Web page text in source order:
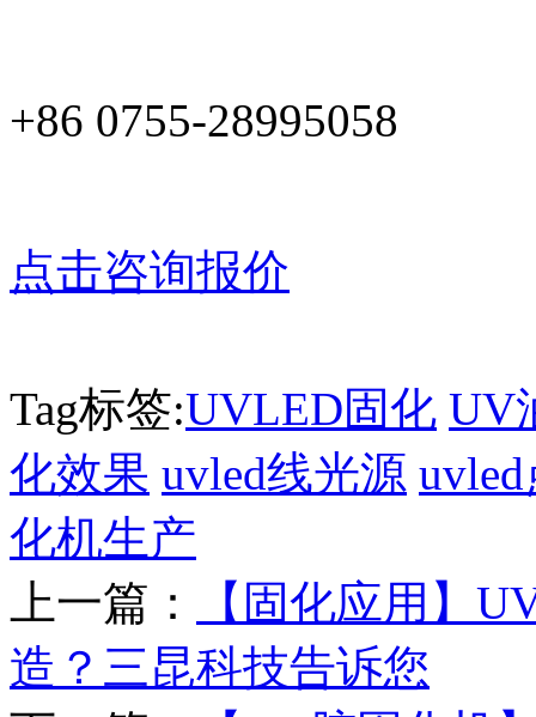
+86 0755-28995058
点击咨询报价
Tag标签:UVLED固化 UV
化效果 uvled线光源
化机生产
上一篇：
【固化应用】
造？三昆科技告诉您